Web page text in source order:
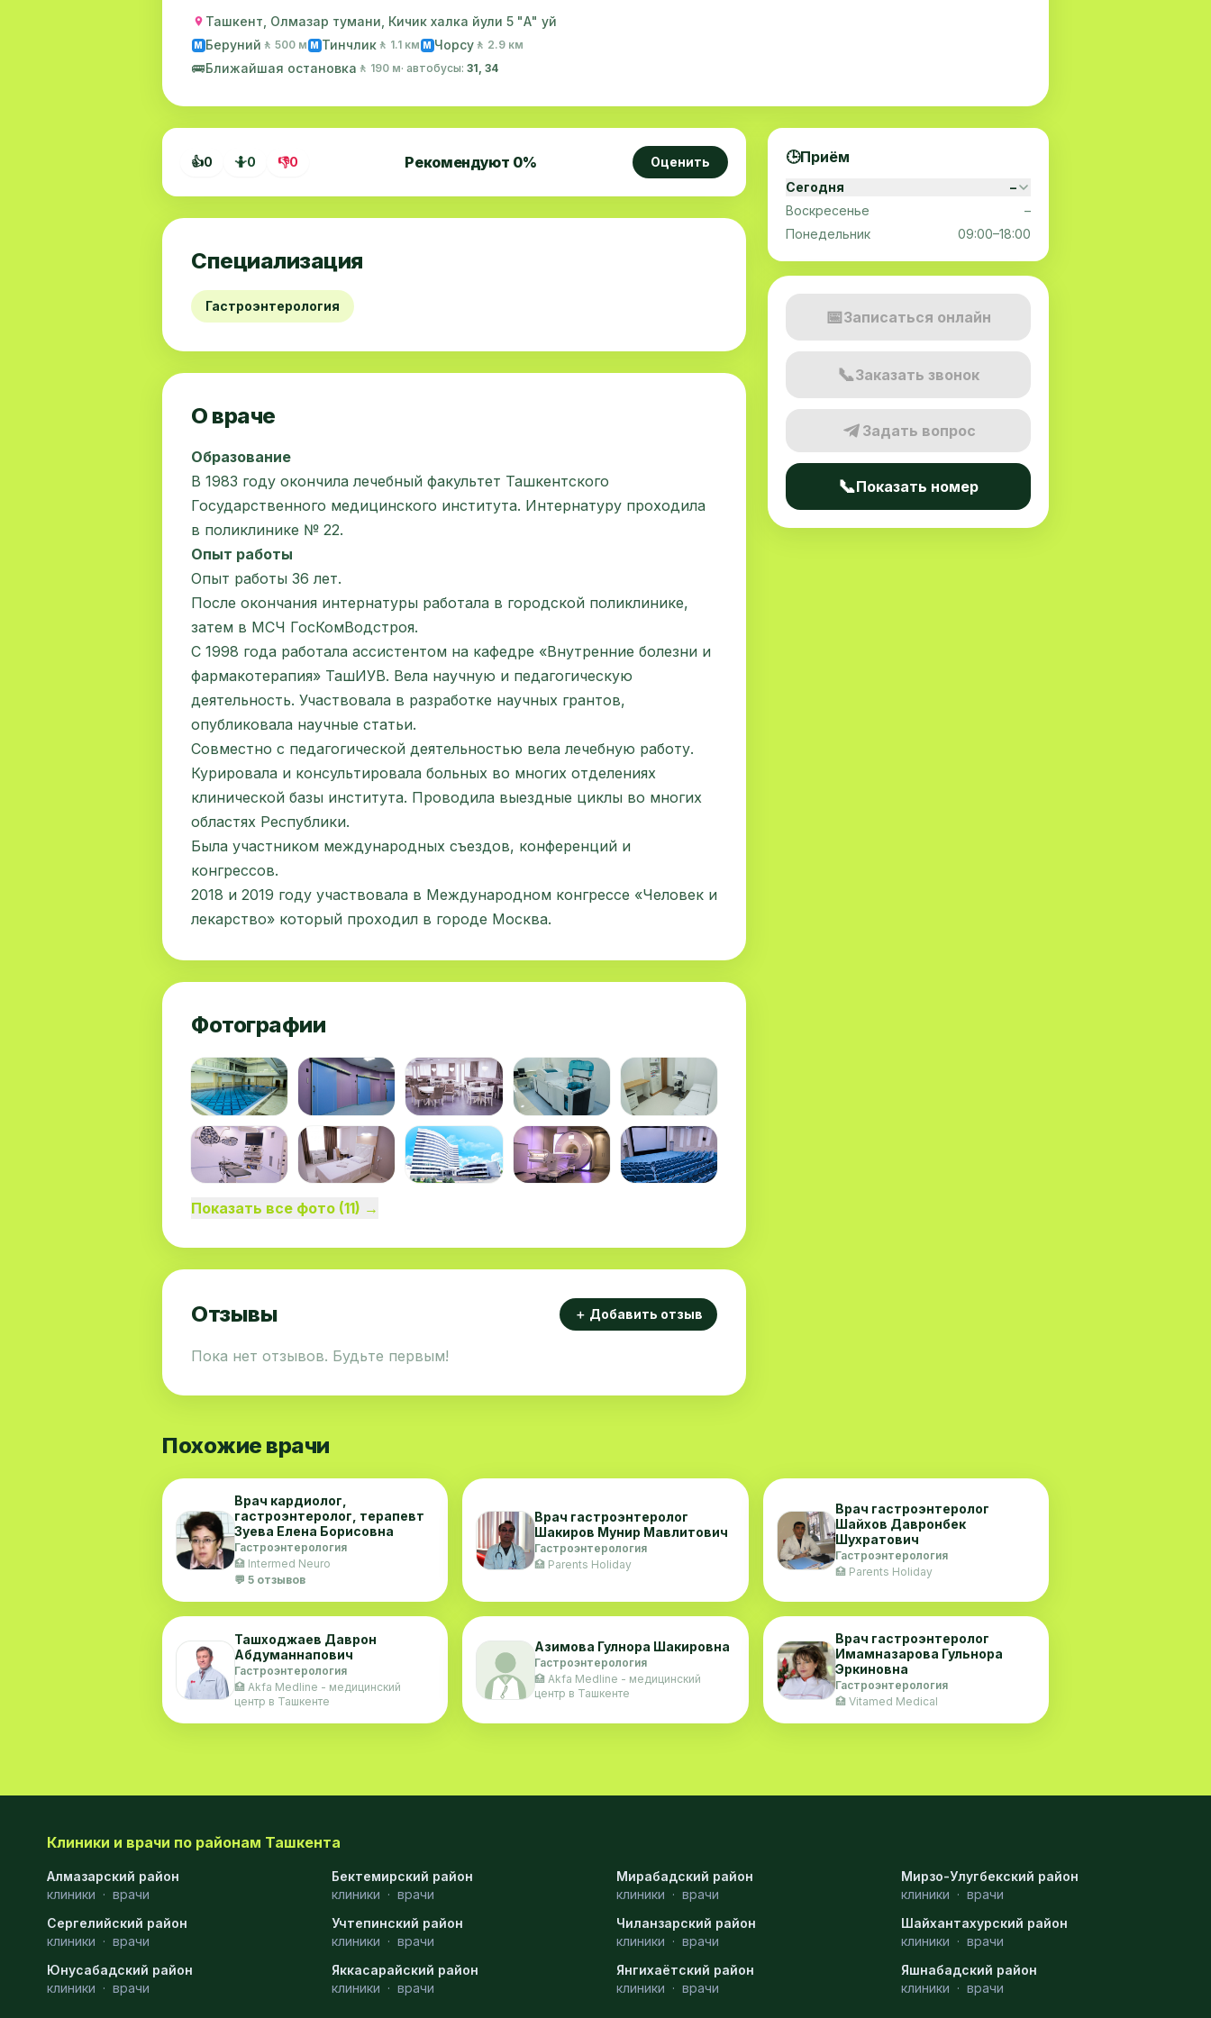
Ташкент, Олмазар тумани, Кичик халка йули 5 "А" уй
M Беруний 🚶 500 м M Тинчлик 🚶 1.1 км M Чорсу 🚶 2.9 км
🚌Ближайшая остановка 🚶 190 м· автобусы: 31, 34
👍0 🤷0 👎0 Рекомендуют 0% Оценить
Специализация
Гастроэнтерология
О враче
Образование
В 1983 году окончила лечебный факультет Ташкентского
Государственного медицинского института. Интернатуру проходила
в поликлинике № 22.
Опыт работы
Опыт работы 36 лет.
После окончания интернатуры работала в городской поликлинике,
затем в МСЧ ГосКомВодстроя.
С 1998 года работала ассистентом на кафедре «Внутренние болезни и
фармакотерапия» ТашИУВ. Вела научную и педагогическую
деятельность. Участвовала в разработке научных грантов,
опубликовала научные статьи.
Совместно с педагогической деятельностью вела лечебную работу.
Курировала и консультировала больных во многих отделениях
клинической базы института. Проводила выездные циклы во многих
областях Республики.
Была участником международных съездов, конференций и
конгрессов.
2018 и 2019 году участвовала в Международном конгрессе «Человек и
лекарство» который проходил в городе Москва.
Фотографии
Показать все фото (11) →
Отзывы ＋ Добавить отзыв
Пока нет отзывов. Будьте первым!
🕒Приём
Сегодня
–
Воскресенье
–
Понедельник
09:00–18:00
📅Записаться онлайн
📞Заказать звонок
Задать вопрос
📞Показать номер
Похожие врачи
Врач кардиолог,
гастроэнтеролог, терапевт
Зуева Елена Борисовна
Гастроэнтерология
🏥 Intermed Neuro
💬 5 отзывов
Врач гастроэнтеролог
Шакиров Мунир Мавлитович
Гастроэнтерология
🏥 Parents Holiday
Врач гастроэнтеролог
Шайхов Давронбек
Шухратович
Гастроэнтерология
🏥 Parents Holiday
Ташходжаев Даврон
Абдуманнапович
Гастроэнтерология
🏥 Akfa Medline - медицинский
центр в Ташкенте
Азимова Гулнора Шакировна
Гастроэнтерология
🏥 Akfa Medline - медицинский
центр в Ташкенте
Врач гастроэнтеролог
Имамназарова Гульнора
Эркиновна
Гастроэнтерология
🏥 Vitamed Medical
Клиники и врачи по районам Ташкента
Алмазарский район
клиники · врачи
Бектемирский район
клиники · врачи
Мирабадский район
клиники · врачи
Мирзо-Улугбекский район
клиники · врачи
Сергелийский район
клиники · врачи
Учтепинский район
клиники · врачи
Чиланзарский район
клиники · врачи
Шайхантахурский район
клиники · врачи
Юнусабадский район
клиники · врачи
Яккасарайский район
клиники · врачи
Янгихаётский район
клиники · врачи
Яшнабадский район
клиники · врачи